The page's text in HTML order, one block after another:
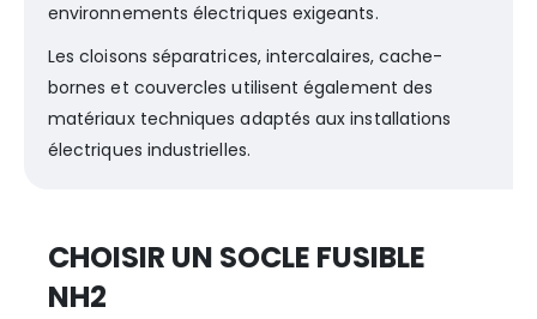
environnements électriques exigeants.
Les cloisons séparatrices, intercalaires, cache-
bornes et couvercles utilisent également des
matériaux techniques adaptés aux installations
électriques industrielles.
CHOISIR UN SOCLE FUSIBLE
NH2